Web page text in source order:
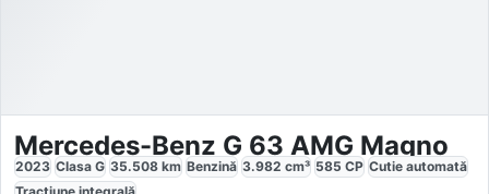
Mercedes-Benz G 63 AMG Magno
2023 Clasa G 35.508 km Benzină 3.982 cm³ 585 CP Cutie automată